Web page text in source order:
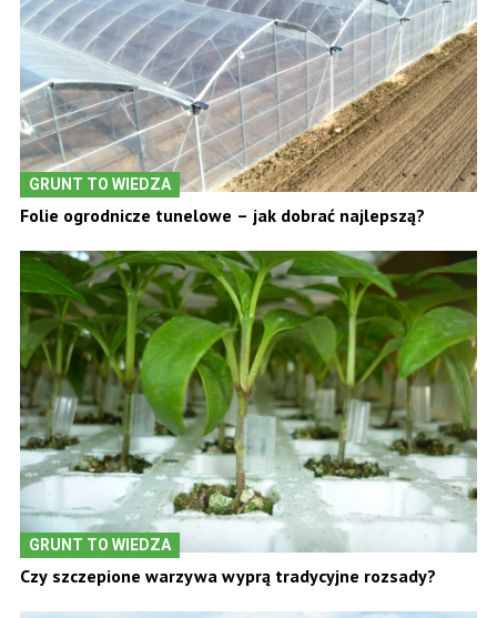
GRUNT TO WIEDZA
Folie ogrodnicze tunelowe – jak dobrać najlepszą?
GRUNT TO WIEDZA
Czy szczepione warzywa wyprą tradycyjne rozsady?